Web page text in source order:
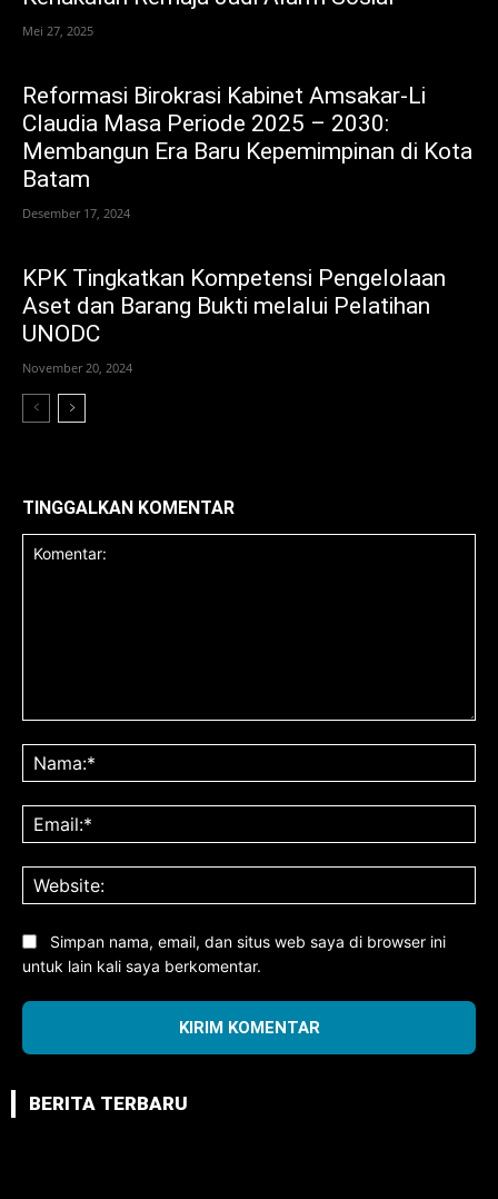
Mei 27, 2025
Reformasi Birokrasi Kabinet Amsakar-Li
Claudia Masa Periode 2025 – 2030:
Membangun Era Baru Kepemimpinan di Kota
Batam
Desember 17, 2024
KPK Tingkatkan Kompetensi Pengelolaan
Aset dan Barang Bukti melalui Pelatihan
UNODC
November 20, 2024
TINGGALKAN KOMENTAR
Simpan nama, email, dan situs web saya di browser ini
untuk lain kali saya berkomentar.
BERITA TERBARU